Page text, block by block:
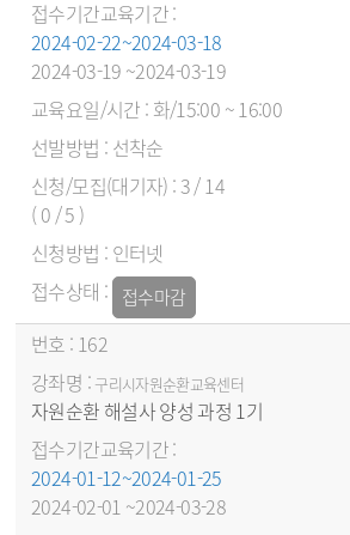
2024-02-22~2024-03-18
2024-03-19 ~2024-03-19
화/15:00 ~ 16:00
선착순
3 / 14
( 0 / 5 )
인터넷
접수마감
162
구리시자원순환교육센터
자원순환 해설사 양성 과정 1기
2024-01-12~2024-01-25
2024-02-01 ~2024-03-28